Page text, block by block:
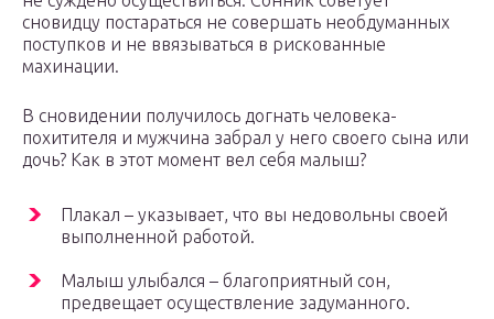
сновидцу постараться не совершать необдуманных
поступков и не ввязываться в рискованные
махинации.
В сновидении получилось догнать человека-
похитителя и мужчина забрал у него своего сына или
дочь? Как в этот момент вел себя малыш?
Плакал – указывает, что вы недовольны своей
выполненной работой.
Малыш улыбался – благоприятный сон,
предвещает осуществление задуманного.